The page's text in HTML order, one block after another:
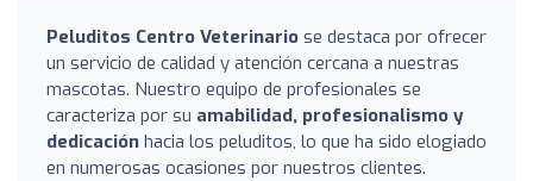
Peluditos Centro Veterinario se destaca por ofrecer
un servicio de calidad y atención cercana a nuestras
mascotas. Nuestro equipo de profesionales se
caracteriza por su amabilidad, profesionalismo y
dedicación hacia los peluditos, lo que ha sido elogiado
en numerosas ocasiones por nuestros clientes.